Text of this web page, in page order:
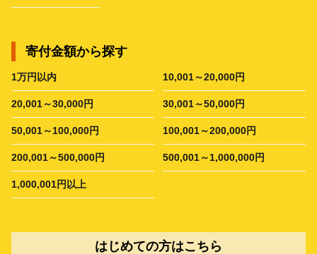
寄付金額から探す
1万円以内 10,001～20,000円
20,001～30,000円 30,001～50,000円
50,001～100,000円 100,001～200,000円
200,001～500,000円 500,001～1,000,000円
1,000,001円以上
はじめての方はこちら